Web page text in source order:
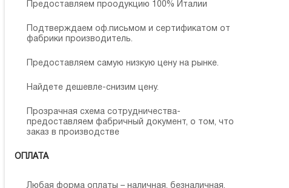
Предоставляем проодукцию 100% Италии
Подтверждаем оф.письмом и сертификатом от
фабрики производитель.
Предоставляем самую низкую цену на рынке.
Найдете дешевле-снизим цену.
Прозрачная схема сотрудничества-
предоставляем фабричный документ, о том, что
заказ в производстве
ОПЛАТА
Любая форма оплаты – наличная, безналичная,